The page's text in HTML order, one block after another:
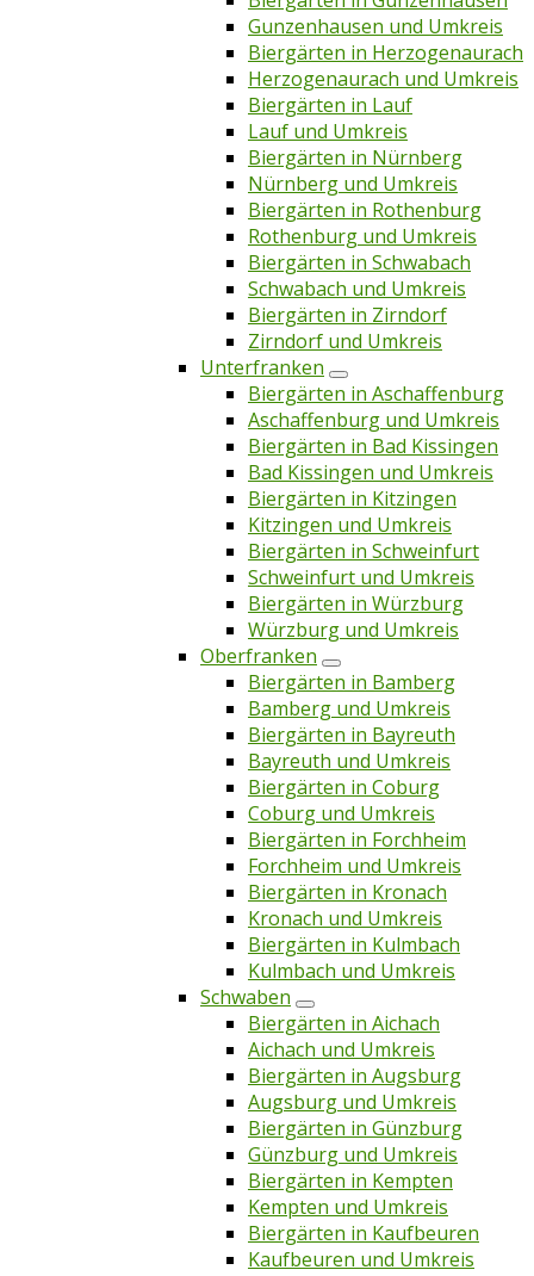
Gunzenhausen und Umkreis
Biergärten in Herzogenaurach
Herzogenaurach und Umkreis
Biergärten in Lauf
Lauf und Umkreis
Biergärten in Nürnberg
Nürnberg und Umkreis
Biergärten in Rothenburg
Rothenburg und Umkreis
Biergärten in Schwabach
Schwabach und Umkreis
Biergärten in Zirndorf
Zirndorf und Umkreis
Unterfranken
Biergärten in Aschaffenburg
Aschaffenburg und Umkreis
Biergärten in Bad Kissingen
Bad Kissingen und Umkreis
Biergärten in Kitzingen
Kitzingen und Umkreis
Biergärten in Schweinfurt
Schweinfurt und Umkreis
Biergärten in Würzburg
Würzburg und Umkreis
Oberfranken
Biergärten in Bamberg
Bamberg und Umkreis
Biergärten in Bayreuth
Bayreuth und Umkreis
Biergärten in Coburg
Coburg und Umkreis
Biergärten in Forchheim
Forchheim und Umkreis
Biergärten in Kronach
Kronach und Umkreis
Biergärten in Kulmbach
Kulmbach und Umkreis
Schwaben
Biergärten in Aichach
Aichach und Umkreis
Biergärten in Augsburg
Augsburg und Umkreis
Biergärten in Günzburg
Günzburg und Umkreis
Biergärten in Kempten
Kempten und Umkreis
Biergärten in Kaufbeuren
Kaufbeuren und Umkreis